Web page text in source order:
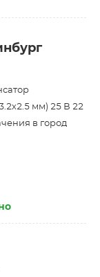
мм) 25 В 22
в город